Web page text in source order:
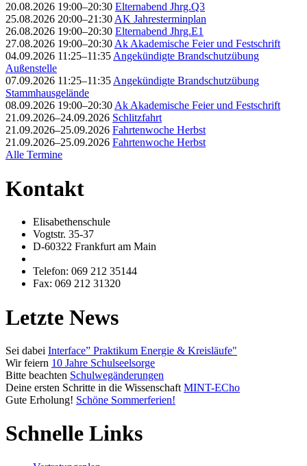
20.08.2026 19:00–20:30 Elternabend Jhrg.Q3
25.08.2026 20:00–21:30 AK Jahresterminplan
26.08.2026 19:00–20:30 Elternabend Jhrg.E1
27.08.2026 19:00–20:30 Ak Akademische Feier und Festschrift
04.09.2026 11:25–11:35 Angekündigte Brandschutzübung
Außenstelle
07.09.2026 11:25–11:35 Angekündigte Brandschutzübung
Stammhausgelände
08.09.2026 19:00–20:30 Ak Akademische Feier und Festschrift
21.09.2026–24.09.2026 Schlitzfahrt
21.09.2026–25.09.2026 Fahrtenwoche Herbst
21.09.2026–25.09.2026 Fahrtenwoche Herbst
Alle Termine
Kontakt
Elisabethenschule
Vogtstr. 35-37
D-60322 Frankfurt am Main
Telefon: 069 212 35144
Fax: 069 212 31320
Letzte News
Sei dabei Interface” Praktikum Energie & Kreisläufe"
Wir feiern 10 Jahre Schulseelsorge
Bitte beachten Schulwegänderungen
Deine ersten Schritte in die Wissenschaft MINT-ECho
Gute Erholung! Schöne Sommerferien!
Schnelle Links